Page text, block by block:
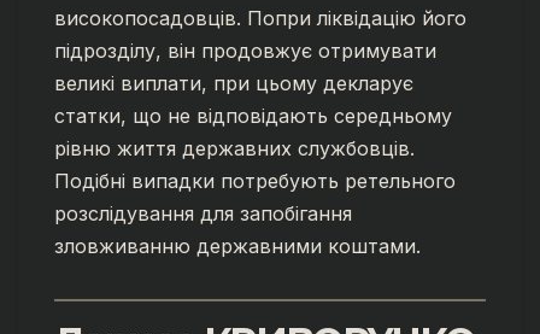
високопосадовців. Попри ліквідацію його
підрозділу, він продовжує отримувати
великі виплати, при цьому декларує
статки, що не відповідають середньому
рівню життя державних службовців.
Подібні випадки потребують ретельного
розслідування для запобігання
зловживанню державними коштами.